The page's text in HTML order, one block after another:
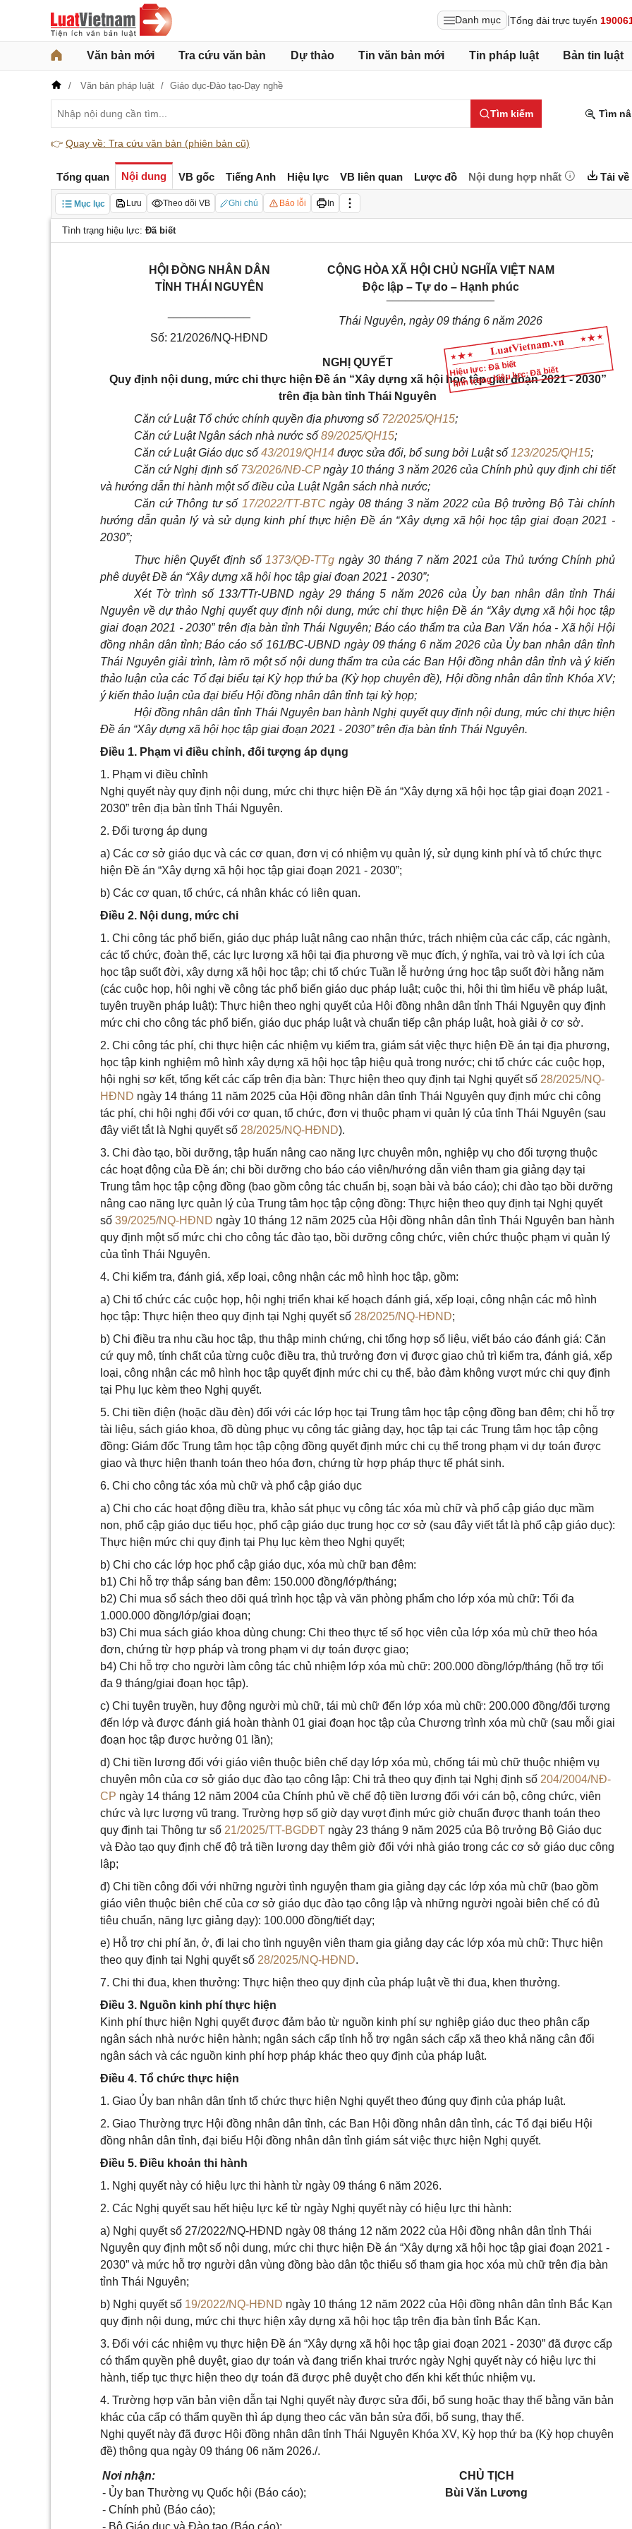
Danh mục Tổng đài trực tuyến
Văn bản mới Tra cứu văn bản Dự thảo Tin văn bản mới Tin pháp luật Bản tin luật
Văn bản pháp luật Giáo dục-Đào tạo-Dạy nghề
Tìm kiếm Tìm
👉 Quay về: Tra cứu văn bản (phiên bản cũ)
Tổng quan Nội dung VB gốc Tiếng Anh Hiệu lực VB liên quan Lược đồ Nội dung hợp nhất Tải về
Mục lục Lưu Theo dõi VB Ghi chú Báo lỗi In
Tình trạng hiệu lực: Đã biết
Hiệu lực: Đã biết
Tình trạng hiệu lực: Đã biết
HỘI ĐỒNG NHÂN DÂN
TỈNH THÁI NGUYÊN
Số: 21/2026/NQ-HĐND
CỘNG HÒA XÃ HỘI CHỦ NGHĨA VIỆT NAM
Độc lập – Tự do – Hạnh phúc
_________________
Thái Nguyên, ngày 09 tháng 6 năm 2026
NGHỊ QUYẾT
Quy định nội dung, mức chi thực hiện Đề án “Xây dựng xã hội học tập giai đoạn 2021 - 2030”
trên địa bàn tỉnh Thái Nguyên
Căn cứ Luật Tổ chức chính quyền địa phương số 72/2025/QH15;
Căn cứ Luật Ngân sách nhà nước số 89/2025/QH15;
Căn cứ Luật Giáo dục số 43/2019/QH14 được sửa đổi, bổ sung bởi Luật số 123/2025/QH15;
Căn cứ Nghị định số 73/2026/NĐ-CPngày 10 tháng 3 năm 2026 của Chính phủ quy định chi tiết
và hướng dẫn thi hành một số điều của Luật Ngân sách nhà nước;
Căn cứ Thông tư số 17/2022/TT-BTCngày 08 tháng 3 năm 2022 của Bộ trưởng Bộ Tài chính
hướng dẫn quản lý và sử dụng kinh phí thực hiện Đề án “Xây dựng xã hội học tập giai đoạn 2021 -
2030”;
Thực hiện Quyết định số 1373/QĐ-TTg ngày 30 tháng 7 năm 2021 của Thủ tướng Chính phủ
phê duyệt Đề án “Xây dựng xã hội học tập giai đoạn 2021 - 2030”;
Xét Tờ trình số 133/TTr-UBND ngày 29 tháng 5 năm 2026 của Ủy ban nhân dân tỉnh Thái
Nguyên về dự thảo Nghị quyết quy định nội dung, mức chi thực hiện Đề án “Xây dựng xã hội học tập
giai đoạn 2021 - 2030” trên địa bàn tỉnh Thái Nguyên; Báo cáo thẩm tra của Ban Văn hóa - Xã hội Hội
đồng nhân dân tỉnh; Báo cáo số 161/BC-UBND ngày 09 tháng 6 năm 2026 của Ủy ban nhân dân tỉnh
Thái Nguyên giải trình, làm rõ một số nội dung thẩm tra của các Ban Hội đồng nhân dân tỉnh và ý kiến
thảo luận của các Tổ đại biểu tại Kỳ họp thứ ba (Kỳ họp chuyên đề), Hội đồng nhân dân tỉnh Khóa XV;
ý kiến thảo luận của đại biểu Hội đồng nhân dân tỉnh tại kỳ họp;
Hội đồng nhân dân tỉnh Thái Nguyên ban hành Nghị quyết quy định nội dung, mức chi thực hiện
Đề án “Xây dựng xã hội học tập giai đoạn 2021 - 2030” trên địa bàn tỉnh Thái Nguyên.
Điều 1. Phạm vi điều chỉnh, đối tượng áp dụng
1. Phạm vi điều chỉnh
Nghị quyết này quy định nội dung, mức chi thực hiện Đề án “Xây dựng xã hội học tập giai đoạn 2021 -
2030” trên địa bàn tỉnh Thái Nguyên.
2. Đối tượng áp dụng
a) Các cơ sở giáo dục và các cơ quan, đơn vị có nhiệm vụ quản lý, sử dụng kinh phí và tổ chức thực
hiện Đề án “Xây dựng xã hội học tập giai đoạn 2021 - 2030”;
b) Các cơ quan, tổ chức, cá nhân khác có liên quan.
Điều 2. Nội dung, mức chi
1. Chi công tác phổ biến, giáo dục pháp luật nâng cao nhận thức, trách nhiệm của các cấp, các ngành,
các tổ chức, đoàn thể, các lực lượng xã hội tại địa phương về mục đích, ý nghĩa, vai trò và lợi ích của
học tập suốt đời, xây dựng xã hội học tập; chi tổ chức Tuần lễ hưởng ứng học tập suốt đời hằng năm
(các cuộc họp, hội nghị về công tác phổ biến giáo dục pháp luật; cuộc thi, hội thi tìm hiểu về pháp luật,
tuyên truyền pháp luật): Thực hiện theo nghị quyết của Hội đồng nhân dân tỉnh Thái Nguyên quy định
mức chi cho công tác phổ biến, giáo dục pháp luật và chuẩn tiếp cận pháp luật, hoà giải ở cơ sở.
2. Chi công tác phí, chi thực hiện các nhiệm vụ kiểm tra, giám sát việc thực hiện Đề án tại địa phương,
học tập kinh nghiệm mô hình xây dựng xã hội học tập hiệu quả trong nước; chi tổ chức các cuộc họp,
hội nghị sơ kết, tổng kết các cấp trên địa bàn: Thực hiện theo quy định tại Nghị quyết số 28/2025/NQ-
HĐND ngày 14 tháng 11 năm 2025 của Hội đồng nhân dân tỉnh Thái Nguyên quy định mức chi công
tác phí, chi hội nghị đối với cơ quan, tổ chức, đơn vị thuộc phạm vi quản lý của tỉnh Thái Nguyên (sau
đây viết tắt là Nghị quyết số 28/2025/NQ-HĐND).
3. Chi đào tạo, bồi dưỡng, tập huấn nâng cao năng lực chuyên môn, nghiệp vụ cho đối tượng thuộc
các hoạt động của Đề án; chi bồi dưỡng cho báo cáo viên/hướng dẫn viên tham gia giảng dạy tại
Trung tâm học tập cộng đồng (bao gồm công tác chuẩn bị, soạn bài và báo cáo); chi đào tạo bồi dưỡng
nâng cao năng lực quản lý của Trung tâm học tập cộng đồng: Thực hiện theo quy định tại Nghị quyết
số 39/2025/NQ-HĐND ngày 10 tháng 12 năm 2025 của Hội đồng nhân dân tỉnh Thái Nguyên ban hành
quy định một số mức chi cho công tác đào tạo, bồi dưỡng công chức, viên chức thuộc phạm vi quản lý
của tỉnh Thái Nguyên.
4. Chi kiểm tra, đánh giá, xếp loại, công nhận các mô hình học tập, gồm:
a) Chi tổ chức các cuộc họp, hội nghị triển khai kế hoạch đánh giá, xếp loại, công nhận các mô hình
học tập: Thực hiện theo quy định tại Nghị quyết số 28/2025/NQ-HĐND;
b) Chi điều tra nhu cầu học tập, thu thập minh chứng, chi tổng hợp số liệu, viết báo cáo đánh giá: Căn
cứ quy mô, tính chất của từng cuộc điều tra, thủ trưởng đơn vị được giao chủ trì kiểm tra, đánh giá, xếp
loại, công nhận các mô hình học tập quyết định mức chi cụ thể, bảo đảm không vượt mức chi quy định
tại Phụ lục kèm theo Nghị quyết.
5. Chi tiền điện (hoặc dầu đèn) đối với các lớp học tại Trung tâm học tập cộng đồng ban đêm; chi hỗ trợ
tài liệu, sách giáo khoa, đồ dùng phục vụ công tác giảng dạy, học tập tại các Trung tâm học tập cộng
đồng: Giám đốc Trung tâm học tập cộng đồng quyết định mức chi cụ thể trong phạm vi dự toán được
giao và thực hiện thanh toán theo hóa đơn, chứng từ hợp pháp thực tế phát sinh.
6. Chi cho công tác xóa mù chữ và phổ cập giáo dục
a) Chi cho các hoạt động điều tra, khảo sát phục vụ công tác xóa mù chữ và phổ cập giáo dục mầm
non, phổ cập giáo dục tiểu học, phổ cập giáo dục trung học cơ sở (sau đây viết tắt là phổ cập giáo dục):
Thực hiện mức chi quy định tại Phụ lục kèm theo Nghị quyết;
b) Chi cho các lớp học phổ cập giáo dục, xóa mù chữ ban đêm:
b1) Chi hỗ trợ thắp sáng ban đêm: 150.000 đồng/lớp/tháng;
b2) Chi mua sổ sách theo dõi quá trình học tập và văn phòng phẩm cho lớp xóa mù chữ: Tối đa
1.000.000 đồng/lớp/giai đoạn;
b3) Chi mua sách giáo khoa dùng chung: Chi theo thực tế số học viên của lớp xóa mù chữ theo hóa
đơn, chứng từ hợp pháp và trong phạm vi dự toán được giao;
b4) Chi hỗ trợ cho người làm công tác chủ nhiệm lớp xóa mù chữ: 200.000 đồng/lớp/tháng (hỗ trợ tối
đa 9 tháng/giai đoạn học tập).
c) Chi tuyên truyền, huy động người mù chữ, tái mù chữ đến lớp xóa mù chữ: 200.000 đồng/đối tượng
đến lớp và được đánh giá hoàn thành 01 giai đoạn học tập của Chương trình xóa mù chữ (sau mỗi giai
đoạn học tập được hưởng 01 lần);
d) Chi tiền lương đối với giáo viên thuộc biên chế dạy lớp xóa mù, chống tái mù chữ thuộc nhiệm vụ
chuyên môn của cơ sở giáo dục đào tạo công lập: Chi trả theo quy định tại Nghị định số 204/2004/NĐ-
CP ngày 14 tháng 12 năm 2004 của Chính phủ về chế độ tiền lương đối với cán bộ, công chức, viên
chức và lực lượng vũ trang. Trường hợp số giờ dạy vượt định mức giờ chuẩn được thanh toán theo
quy định tại Thông tư số 21/2025/TT-BGDĐT ngày 23 tháng 9 năm 2025 của Bộ trưởng Bộ Giáo dục
và Đào tạo quy định chế độ trả tiền lương dạy thêm giờ đối với nhà giáo trong các cơ sở giáo dục công
lập;
đ) Chi tiền công đối với những người tình nguyện tham gia giảng dạy các lớp xóa mù chữ (bao gồm
giáo viên thuộc biên chế của cơ sở giáo dục đào tạo công lập và những người ngoài biên chế có đủ
tiêu chuẩn, năng lực giảng dạy): 100.000 đồng/tiết dạy;
e) Hỗ trợ chi phí ăn, ở, đi lại cho tình nguyện viên tham gia giảng dạy các lớp xóa mù chữ: Thực hiện
theo quy định tại Nghị quyết số 28/2025/NQ-HĐND.
7. Chi thi đua, khen thưởng: Thực hiện theo quy định của pháp luật về thi đua, khen thưởng.
Điều 3. Nguồn kinh phí thực hiện
Kinh phí thực hiện Nghị quyết được đảm bảo từ nguồn kinh phí sự nghiệp giáo dục theo phân cấp
ngân sách nhà nước hiện hành; ngân sách cấp tỉnh hỗ trợ ngân sách cấp xã theo khả năng cân đối
ngân sách và các nguồn kinh phí hợp pháp khác theo quy định của pháp luật.
Điều 4. Tổ chức thực hiện
1. Giao Ủy ban nhân dân tỉnh tổ chức thực hiện Nghị quyết theo đúng quy định của pháp luật.
2. Giao Thường trực Hội đồng nhân dân tỉnh, các Ban Hội đồng nhân dân tỉnh, các Tổ đại biểu Hội
đồng nhân dân tỉnh, đại biểu Hội đồng nhân dân tỉnh giám sát việc thực hiện Nghị quyết.
Điều 5. Điều khoản thi hành
1. Nghị quyết này có hiệu lực thi hành từ ngày 09 tháng 6 năm 2026.
2. Các Nghị quyết sau hết hiệu lực kể từ ngày Nghị quyết này có hiệu lực thi hành:
a) Nghị quyết số 27/2022/NQ-HĐND ngày 08 tháng 12 năm 2022 của Hội đồng nhân dân tỉnh Thái
Nguyên quy định một số nội dung, mức chi thực hiện Đề án “Xây dựng xã hội học tập giai đoạn 2021 -
2030” và mức hỗ trợ người dân vùng đồng bào dân tộc thiểu số tham gia học xóa mù chữ trên địa bàn
tỉnh Thái Nguyên;
b) Nghị quyết số 19/2022/NQ-HĐND ngày 10 tháng 12 năm 2022 của Hội đồng nhân dân tỉnh Bắc Kạn
quy định nội dung, mức chi thực hiện xây dựng xã hội học tập trên địa bàn tỉnh Bắc Kạn.
3. Đối với các nhiệm vụ thực hiện Đề án “Xây dựng xã hội học tập giai đoạn 2021 - 2030” đã được cấp
có thẩm quyền phê duyệt, giao dự toán và đang triển khai trước ngày Nghị quyết này có hiệu lực thi
hành, tiếp tục thực hiện theo dự toán đã được phê duyệt cho đến khi kết thúc nhiệm vụ.
4. Trường hợp văn bản viện dẫn tại Nghị quyết này được sửa đổi, bổ sung hoặc thay thế bằng văn bản
khác của cấp có thẩm quyền thì áp dụng theo các văn bản sửa đổi, bổ sung, thay thế.
Nghị quyết này đã được Hội đồng nhân dân tỉnh Thái Nguyên Khóa XV, Kỳ họp thứ ba (Kỳ họp chuyên
đề) thông qua ngày 09 tháng 06 năm 2026./.
Nơi nhận:
- Ủy ban Thường vụ Quốc hội (Báo cáo);
- Chính phủ (Báo cáo);
- Bộ Giáo dục và Đào tạo (Báo cáo);
CHỦ TỊCH
Bùi Văn Lương